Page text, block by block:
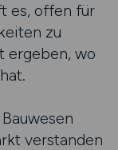
es, offen für
zu
ergeben, wo
verstanden